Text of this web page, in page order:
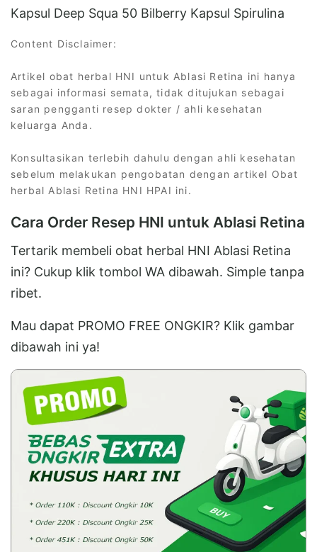
Kapsul Deep Squa 50 Bilberry Kapsul Spirulina
Content Disclaimer:
Artikel obat herbal HNI untuk Ablasi Retina ini hanya
sebagai informasi semata, tidak ditujukan sebagai
saran pengganti resep dokter / ahli kesehatan
keluarga Anda.
Konsultasikan terlebih dahulu dengan ahli kesehatan
sebelum melakukan pengobatan dengan artikel Obat
herbal Ablasi Retina HNI HPAI ini.
Cara Order Resep HNI untuk Ablasi Retina
Tertarik membeli obat herbal HNI Ablasi Retina
ini? Cukup klik tombol WA dibawah. Simple tanpa
ribet.
Mau dapat PROMO FREE ONGKIR? Klik gambar
dibawah ini ya!